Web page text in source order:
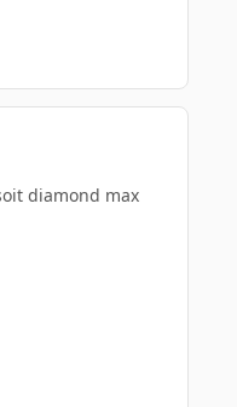
diamond max